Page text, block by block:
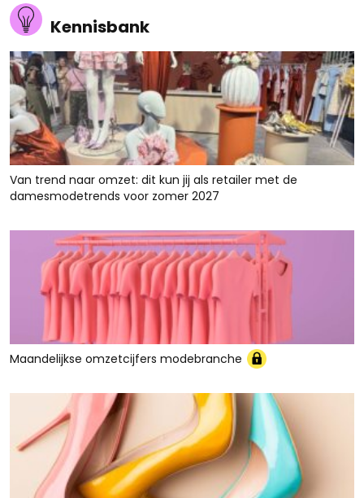
Kennisbank
Van trend naar omzet: dit kun jij als retailer met de
damesmodetrends voor zomer 2027
Maandelijkse omzetcijfers modebranche